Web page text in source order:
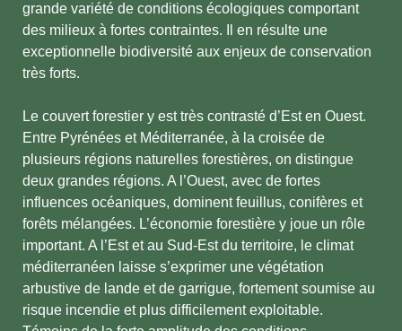
grande variété de conditions écologiques comportant
des milieux à fortes contraintes. Il en résulte une
exceptionnelle biodiversité aux enjeux de conservation
très forts.
Le couvert forestier y est très contrasté d’Est en Ouest.
Entre Pyrénées et Méditerranée, à la croisée de
plusieurs régions naturelles forestières, on distingue
deux grandes régions. A l’Ouest, avec de fortes
influences océaniques, dominent feuillus, conifères et
forêts mélangées. L’économie forestière y joue un rôle
important. A l’Est et au Sud-Est du territoire, le climat
méditerranéen laisse s’exprimer une végétation
arbustive de lande et de garrigue, fortement soumise au
risque incendie et plus difficilement exploitable.